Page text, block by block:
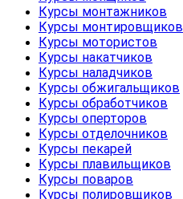
Курсы монтажников
Курсы монтировщиков
Курсы мотористов
Курсы накатчиков
Курсы наладчиков
Курсы обжигальщиков
Курсы обработчиков
Курсы оперторов
Курсы отделочников
Курсы пекарей
Курсы плавильщиков
Курсы поваров
Курсы полировщиков